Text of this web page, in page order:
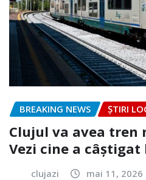
BREAKING NEWS ȘTIRI
Clujul va avea tren
Vezi cine a
clujazi mai 11, 2026